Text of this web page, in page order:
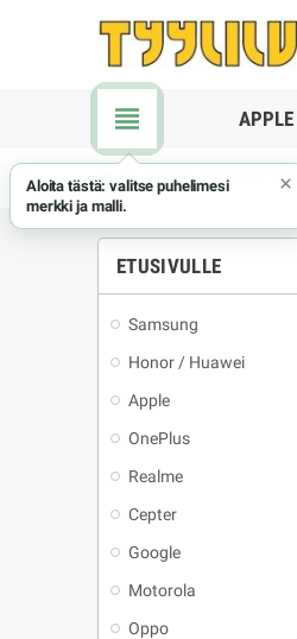
view_headline APPLE
chevron_right Nokia chevron_right Lumia
ETUSIVULLE
Samsung
Honor / Huawei
Apple
OnePlus
Realme
Cepter
Google
Motorola
Oppo
Aloita tästä: valitse puhelimesi
merkki ja malli.
×